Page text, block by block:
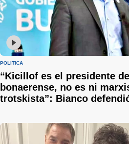
POLÍTICA
“Kicillof es el presidente
bonaerense, no es ni
trotskista”: Bianco